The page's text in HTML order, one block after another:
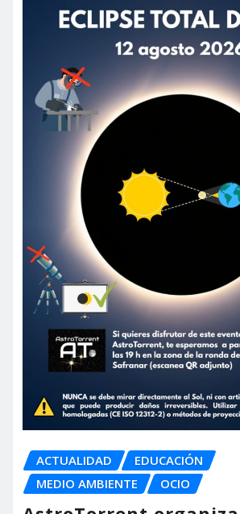
ACTUALIDAD
EDUCACIÓN
MEDIO AMBIENTE
OCIO